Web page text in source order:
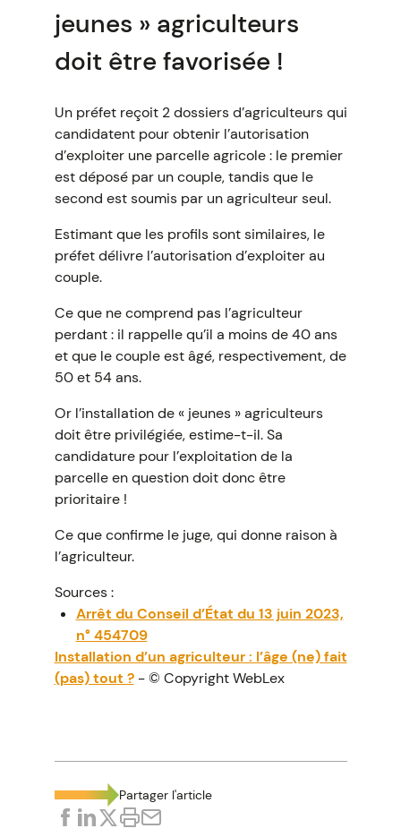
jeunes » agriculteurs
doit être favorisée !
Un préfet reçoit 2 dossiers d’agriculteurs qui
candidatent pour obtenir l’autorisation
d’exploiter une parcelle agricole : le premier
est déposé par un couple, tandis que le
second est soumis par un agriculteur seul.
Estimant que les profils sont similaires, le
préfet délivre l’autorisation d’exploiter au
couple.
Ce que ne comprend pas l’agriculteur
perdant : il rappelle qu’il a moins de 40 ans
et que le couple est âgé, respectivement, de
50 et 54 ans.
Or l’installation de « jeunes » agriculteurs
doit être privilégiée, estime-t-il. Sa
candidature pour l’exploitation de la
parcelle en question doit donc être
prioritaire !
Ce que confirme le juge, qui donne raison à
l’agriculteur.
Sources :
Arrêt du Conseil d’État du 13 juin 2023,
n° 454709
Installation d’un agriculteur : l’âge (ne) fait
(pas) tout ?- © Copyright WebLex
Partager l'article